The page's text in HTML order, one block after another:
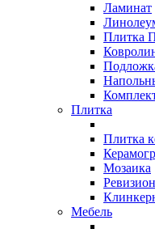
Ламинат
Плитка
Плитка
Плитка
Мозаика
Мебель